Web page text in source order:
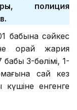
полиция
бабына сәйкес
орай жария
3-бөлімі, 1-
сай кез
енгенге